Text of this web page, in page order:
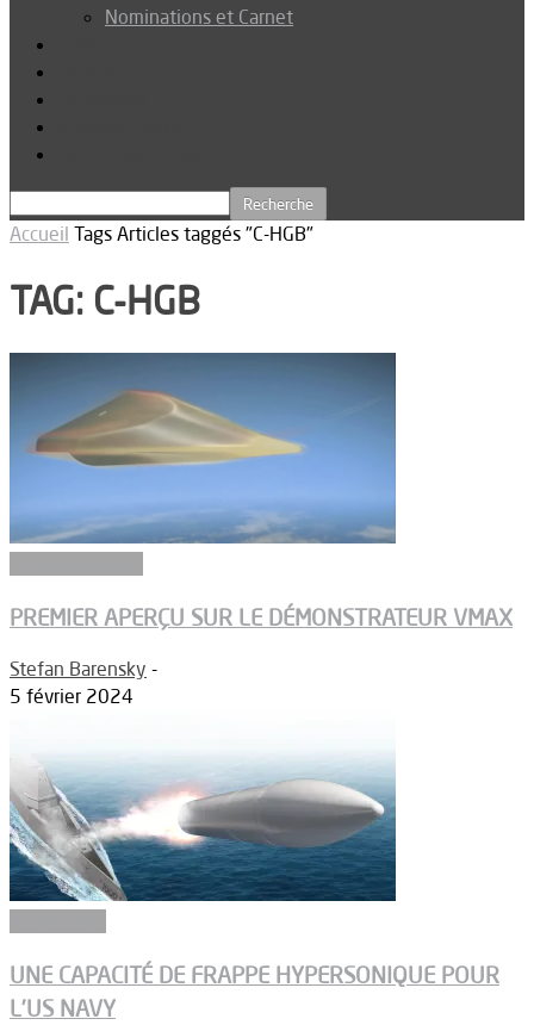
Nominations et Carnet
Accueil Tags Articles taggés "C-HGB"
TAG: C-HGB
PREMIER APERÇU SUR LE DÉMONSTRATEUR VMAX
Stefan Barensky -
5 février 2024
UNE CAPACITÉ DE FRAPPE HYPERSONIQUE POUR
L’US NAVY